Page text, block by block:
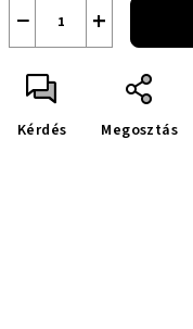
+
−
Kérdés Megosztás